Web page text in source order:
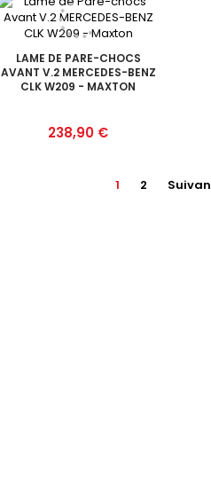
LAME DE PARE-CHOCS
AVANT V.2 MERCEDES-BENZ
CLK W209 - MAXTON
Prix
238,90 €
1 2